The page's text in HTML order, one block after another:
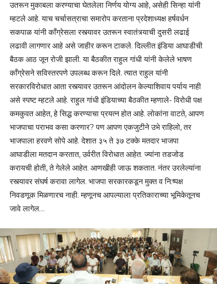
उतरून मुकाबला करण्याचा घेतलेला निर्णय योग्य आहे, असेही सिन्हा यांनी
म्हटले आहे. याच चर्चासत्राचा समारोप करताना प्रदेशाध्यक्ष हर्षवर्धन
सकपा‌‌ळ यांनी काँग्रेसला रस्त्यावर उतरून स्वातंत्र्याची दुसरी लढाई
लढावी लागणार आहे असे जाहीर करून टाकले. दिल्लीत इंडिया आघाडीची
बैठक आठ जून रोजी झाली. या बैठकीत राहुल गांधी यांनी केलेले भाषण
काँग्रेसने सविस्तरपणे उपलब्ध करून दिले. त्यात राहुल यांनी
सरकारविरोधात आता रस्त्यावर उतरून आंदोलन केल्याशिवाय पर्याय नाही
असे स्पष्ट म्हटले आहे. राहुल गांधी इंडियाच्या बैठकीत म्हणाले- विरोधी पक्ष
कमकुवत आहेत, हे सिद्ध करण्याचा प्रयत्न होत आहे. लोकांना वाटते, आपण
भाजपाचा पराभव कसा करणार? पण आपण एकजुटीने उभे राहिलो, तर
भाजपाला हरवणे सोपे आहे. देशात ३५ ते ३७ टक्के मतदार भाजपा
आघाडीला मतदान करतात, उर्वरीत विरोधात आहेत. ज्यांना तडजोड
करायची होती, ते गेलेले आहेत. आणखीही जाऊ शकतात. नंतर उरलेल्यांना
रस्त्यावर संघर्ष करावा लागेल. भाजपा सरकारकडून मुक्त व नि:ष्पक्ष
निवडणूक मिळणारच नाही. म्हणूनच आपल्याला प्रतिकाराच्या भूमिकेतूनच
जावे लागेल…